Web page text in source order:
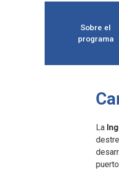
Sobre el
programa
La